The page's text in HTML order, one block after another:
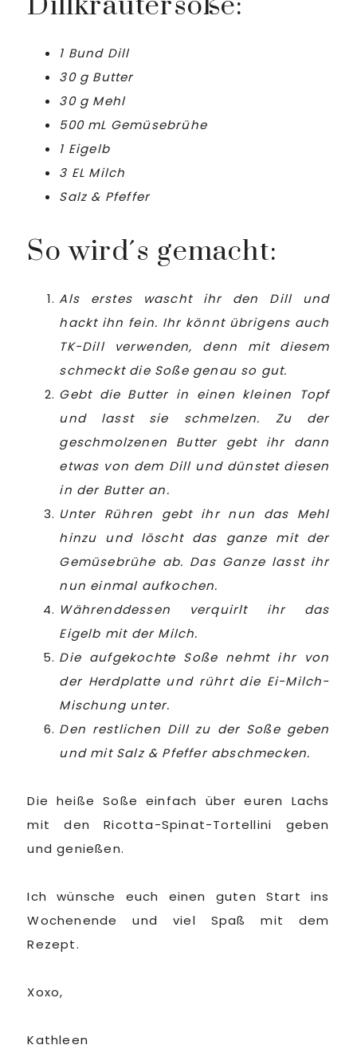
1 Bund Dill
30 g Butter
30 g Mehl
500 mL Gemüsebrühe
1 Eigelb
3 EL Milch
Salz & Pfeffer
So wird´s gemacht:
Als erstes wascht ihr den Dill und
hackt ihn fein. Ihr könnt übrigens auch
TK-Dill verwenden, denn mit diesem
schmeckt die Soße genau so gut.
Gebt die Butter in einen kleinen Topf
und lasst sie schmelzen. Zu der
geschmolzenen Butter gebt ihr dann
etwas von dem Dill und dünstet diesen
in der Butter an.
Unter Rühren gebt ihr nun das Mehl
hinzu und löscht das ganze mit der
Gemüsebrühe ab. Das Ganze lasst ihr
nun einmal aufkochen.
Währenddessen verquirlt ihr das
Eigelb mit der Milch.
Die aufgekochte Soße nehmt ihr von
der Herdplatte und rührt die Ei-Milch-
Mischung unter.
Den restlichen Dill zu der Soße geben
und mit Salz & Pfeffer abschmecken.
Die heiße Soße einfach über euren Lachs
mit den Ricotta-Spinat-Tortellini geben
und genießen.
Ich wünsche euch einen guten Start ins
Wochenende und viel Spaß mit dem
Rezept.
Xoxo,
Kathleen